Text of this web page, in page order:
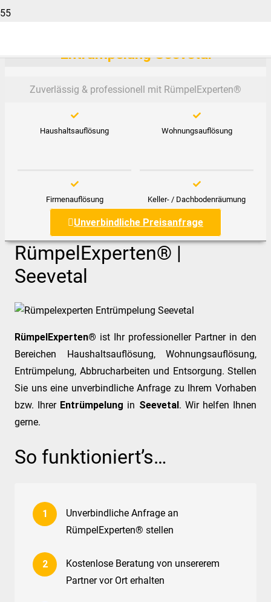
Entrümpelung Seevetal
Zuverlässig & professionell mit RümpelExperten®️
Haushaltsauflösung Wohnungsauflösung
Firmenauflösung Keller- / Dachbodenräumung
Unverbindliche Preisanfrage
RümpelExperten® |
Seevetal
RümpelExperten® ist Ihr professioneller Partner in den
Bereichen Haushaltsauflösung, Wohnungsauflösung,
Entrümpelung, Abbrucharbeiten und Entsorgung. Stellen
Sie uns eine unverbindliche Anfrage zu Ihrem Vorhaben
bzw. Ihrer Entrümpelung in Seevetal. Wir helfen Ihnen
gerne.
So funktioniert’s…
Unverbindliche Anfrage an
RümpelExperten® stellen
Kostenlose Beratung von unsererem
Partner vor Ort erhalten